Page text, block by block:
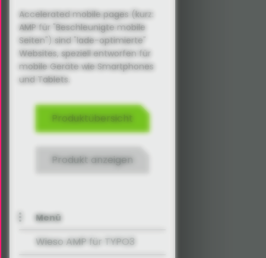
Accelerated mobile pages (kurz:
AMP für "Beschleunigte mobile
Seiten") sind "lade-optimierte"
Websites, speziell entworfen für
mobile Geräte wie Smartphones
und Tablets.
Produktübersicht
Produkt anzeigen
Menü
Wieso AMP für TYPO3